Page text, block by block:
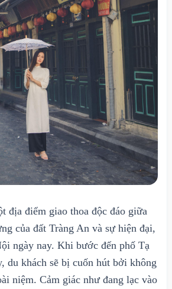
địa điểm giao thoa độc đáo giữa
của đất Tràng An và sự hiện đại,
ngày nay. Khi bước đến phố Tạ
du khách sẽ bị cuốn hút bởi không
niệm. Cảm giác như đang lạc vào